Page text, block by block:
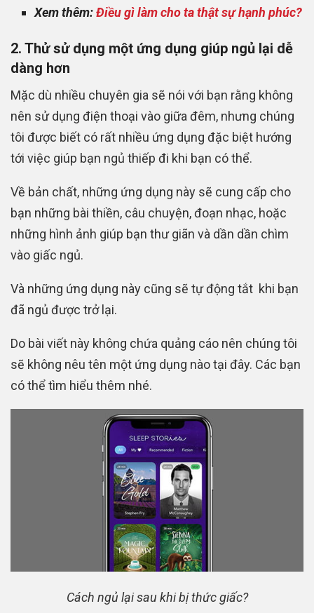
Xem thêm:Điều gì làm cho ta thật sự hạnh phúc?
2. Thử sử dụng một ứng dụng giúp ngủ lại dễ
dàng hơn
Mặc dù nhiều chuyên gia sẽ nói với bạn rằng không
nên sử dụng điện thoại vào giữa đêm, nhưng chúng
tôi được biết có rất nhiều ứng dụng đặc biệt hướng
tới việc giúp bạn ngủ thiếp đi khi bạn có thể.
Về bản chất, những ứng dụng này sẽ cung cấp cho
bạn những bài thiền, câu chuyện, đoạn nhạc, hoặc
những hình ảnh giúp bạn thư giãn và dần dần chìm
vào giấc ngủ.
Và những ứng dụng này cũng sẽ tự động tắt khi bạn
đã ngủ được trở lại.
Do bài viết này không chứa quảng cáo nên chúng tôi
sẽ không nêu tên một ứng dụng nào tại đây. Các bạn
có thể tìm hiểu thêm nhé.
Cách ngủ lại sau khi bị thức giấc?